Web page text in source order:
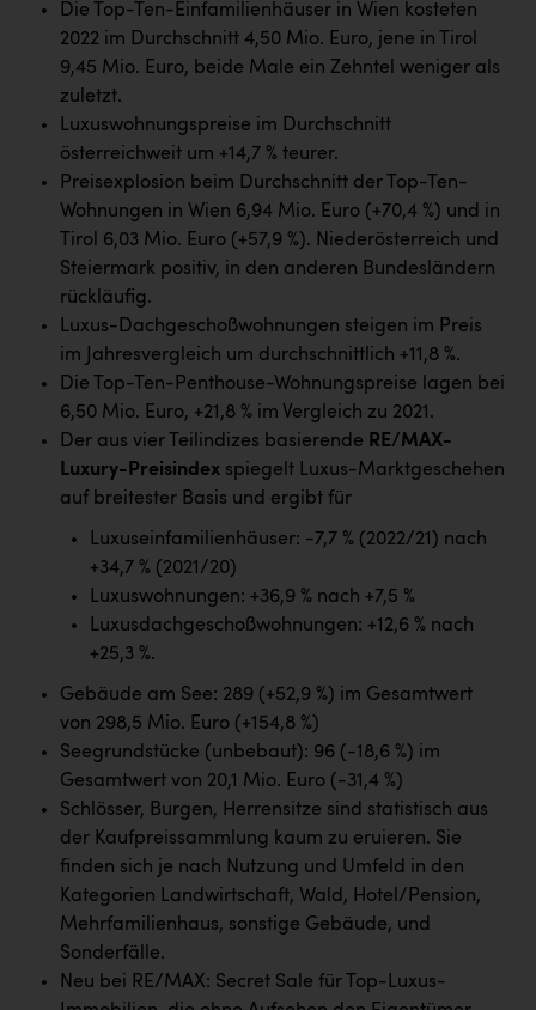
kunden basics
kontakt
Die Top-Ten-Einfamilienhäuser in Wien kosteten
2022 im Durchschnitt 4,50 Mio. Euro, jene in Tirol
9,45 Mio. Euro, beide Male ein Zehntel weniger als
zuletzt.
Luxuswohnungspreise im Durchschnitt
österreichweit um +14,7 % teurer.
Preisexplosion beim Durchschnitt der Top-Ten-
Wohnungen in Wien 6,94 Mio. Euro (+70,4 %) und in
Tirol 6,03 Mio. Euro (+57,9 %). Niederösterreich und
Steiermark positiv, in den anderen Bundesländern
rückläufig.
Luxus-Dachgeschoßwohnungen steigen im Preis
im Jahresvergleich um durchschnittlich +11,8 %.
Die Top-Ten-Penthouse-Wohnungspreise lagen bei
6,50 Mio. Euro, +21,8 % im Vergleich zu 2021.
Der aus vier Teilindizes basierende RE/MAX-
Luxury-Preisindex spiegelt Luxus-Marktgeschehen
auf breitester Basis und ergibt für
Luxuseinfamilienhäuser: -7,7 % (2022/21) nach
+34,7 % (2021/20)
Luxuswohnungen: +36,9 % nach +7,5 %
Luxusdachgeschoßwohnungen: +12,6 % nach
+25,3 %.
Gebäude am See: 289 (+52,9 %) im Gesamtwert
von 298,5 Mio. Euro (+154,8 %)
Seegrundstücke (unbebaut): 96 (-18,6 %) im
Gesamtwert von 20,1 Mio. Euro (-31,4 %)
Schlösser, Burgen, Herrensitze sind statistisch aus
der Kaufpreissammlung kaum zu eruieren. Sie
finden sich je nach Nutzung und Umfeld in den
Kategorien Landwirtschaft, Wald, Hotel/Pension,
Mehrfamilienhaus, sonstige Gebäude, und
Sonderfälle.
Neu bei RE/MAX: Secret Sale für Top-Luxus-